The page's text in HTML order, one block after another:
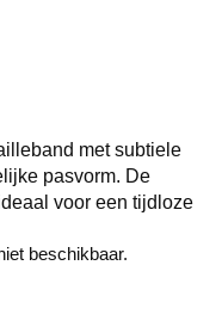
met subtiele
pasvorm. De
voor een tijdloze
beschikbaar.